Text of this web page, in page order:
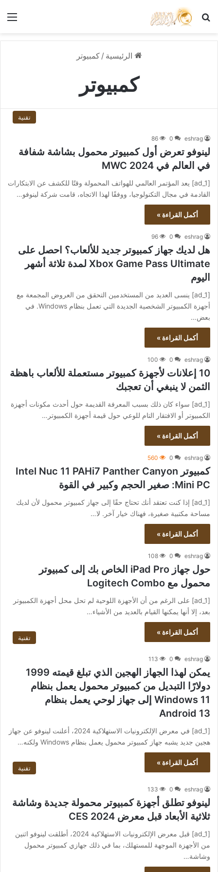
بحث عن
الرئيسية / كمبيوتر
كمبيوتر
تقنية
eshrag
0
86
لينوفو تعرض أول كمبيوتر محمول بشاشة شفافة
في العالم في MWC 2024
[ad_1] يعد المؤتمر العالمي للهواتف المحمولة وقتًا للكشف عن الابتكارات
القادمة في مجال التكنولوجيا، ووفقًا لهذا الاتجاه، قامت شركة لينوفو…
أكمل القراءة »
eshrag
0
96
هل لديك جهاز كمبيوتر جديد للألعاب؟ احصل على
Xbox Game Pass Ultimate لمدة ثلاثة أشهر
اليوم
[ad_1] ينسى العديد من المستخدمين التحقق من العروض المجمعة مع
أجهزة الكمبيوتر الشخصية الجديدة التي تعمل بنظام Windows. في
بعض…
أكمل القراءة »
eshrag
0
100
10 إعلانات لأجهزة كمبيوتر مستعملة للألعاب باهظة
الثمن لا ينبغي أن تعجبك
[ad_1] سواء كان ذلك بسبب المعرفة القديمة حول أحدث مكونات أجهزة
الكمبيوتر أو الافتقار التام للوعي حول قيمة أجهزة الكمبيوتر…
أكمل القراءة »
eshrag
0
560
كمبيوتر Intel Nuc 11 PAHi7 Panther Canyon
Mini PC: صغير الحجم وكبير في القوة
[ad_1] إذا كنت تعتقد أنك تحتاج حقًا إلى جهاز كمبيوتر محمول لأن لديك
مساحة مكتبية صغيرة، فهناك خيار آخر. لا…
أكمل القراءة »
eshrag
0
108
حول جهاز iPad Pro الخاص بك إلى كمبيوتر
محمول مع Logitech Combo
[ad_1] على الرغم من أن الأجهزة اللوحية لم تحل محل أجهزة الكمبيوتر
بعد، إلا أنها يمكنها القيام بالعديد من الأشياء…
أكمل القراءة »
تقنية
eshrag
0
113
يمكن لهذا الجهاز الهجين الذي تبلغ قيمته 1999
دولارًا التبديل من كمبيوتر محمول يعمل بنظام
Windows 11 إلى جهاز لوحي يعمل بنظام
Android 13
[ad_1] في معرض الإلكترونيات الاستهلاكية 2024، أعلنت لينوفو عن جهاز
هجين جديد يشبه جهاز كمبيوتر محمول يعمل بنظام Windows ولكنه…
أكمل القراءة »
تقنية
eshrag
0
133
لينوفو تطلق أجهزة كمبيوتر محمولة جديدة وشاشة
ثلاثية الأبعاد قبل معرض CES 2024
[ad_1] قبل معرض الإلكترونيات الاستهلاكية 2024، أطلقت لينوفو اثنين
من الأجهزة الموجهة للمستهلك، بما في ذلك جهازي كمبيوتر محمول
وشاشة…